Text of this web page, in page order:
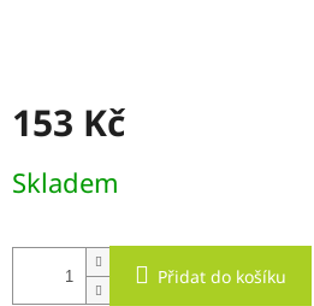
153 Kč
cena:
Skladem
Přidat do košíku